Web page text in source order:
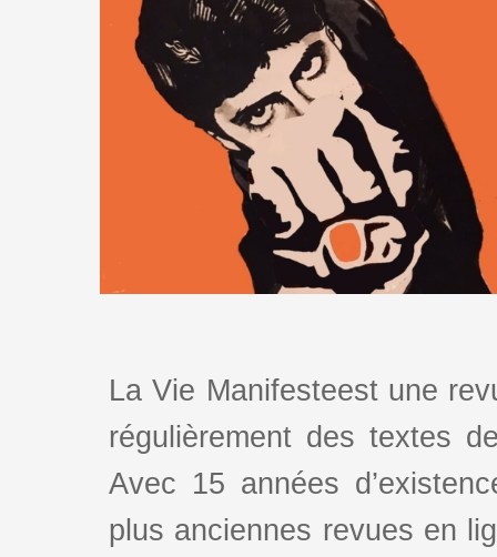
La Vie Manifesteest une
régulièrement des textes
Avec 15 années
plus anciennes revues en